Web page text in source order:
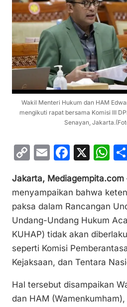
Wakil Menteri Hukum dan HAM
mengikuti rapat bersama Komisi III
Senayan,
C
p
y
Li
n
k
E
ai
l
F
c
e
b
o
o
k
X
W
at
s
A
p
p
Jakarta, Mediagempita.com
menyampaikan bahwa
paksa dalam Rancangan
Undang-Undang Hukum
KUHAP) tidak akan
seperti Komisi
Kejaksaan, dan Tentara
Hal tersebut disampaikan
dan HAM